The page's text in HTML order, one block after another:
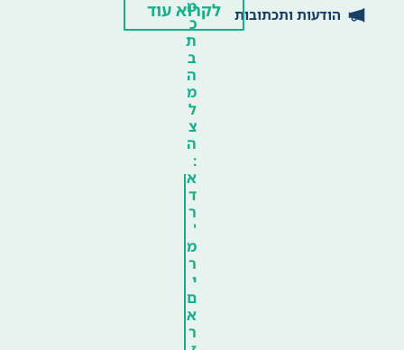
הודעות ותכתובות
מ
כ
ת
ב
ה
מ
ל
צ
ה
:
א
ד
ר
'
מ
ר
י
ם
א
ר
לקרוא עוד